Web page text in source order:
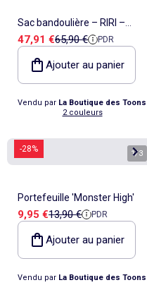
Sac bandoulière – RIRI –
Kipling
Prix de vente
47,91 €Prix de référence
65,90 € PDR
Ajouter au panier
Vendu par La Boutique des Toons
2 couleurs
-28% 1/3
Portefeuille 'Monster High'
Prix de vente
9,95 €Prix de référence
13,90 € PDR
Ajouter au panier
Vendu par La Boutique des Toons